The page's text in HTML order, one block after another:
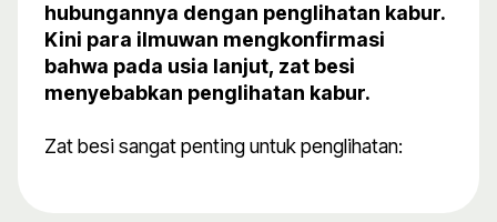
hubungannya dengan penglihatan kabur.
Kini para ilmuwan mengkonfirmasi
bahwa pada usia lanjut, zat besi
menyebabkan penglihatan kabur.
Zat besi sangat penting untuk penglihatan: